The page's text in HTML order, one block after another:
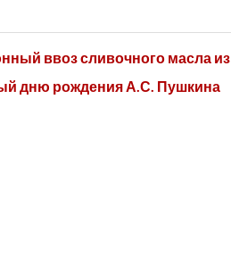
ввоз сливочного масла из
дню рождения А.С. Пушкина